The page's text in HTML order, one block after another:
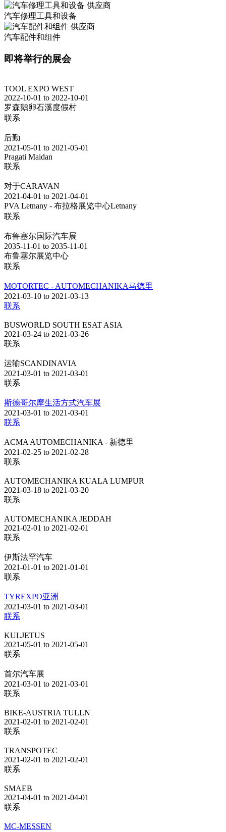
汽车修理工具和设备
汽车配件和组件
即将举行的展会
TOOL EXPO WEST
2022-10-01 to 2022-10-01
罗森鹅卵石溪度假村
联系
后勤
2021-05-01 to 2021-05-01
Pragati Maidan
联系
对于CARAVAN
2021-04-01 to 2021-04-01
PVA Letnany - 布拉格展览中心Letnany
联系
布鲁塞尔国际汽车展
2035-11-01 to 2035-11-01
布鲁塞尔展览中心
联系
MOTORTEC - AUTOMECHANIKA马德里
2021-03-10 to 2021-03-13
联系
BUSWORLD SOUTH ESAT ASIA
2021-03-24 to 2021-03-26
联系
运输SCANDINAVIA
2021-03-01 to 2021-03-01
联系
斯德哥尔摩生活方式汽车展
2021-03-01 to 2021-03-01
联系
ACMA AUTOMECHANIKA - 新德里
2021-02-25 to 2021-02-28
联系
AUTOMECHANIKA KUALA LUMPUR
2021-03-18 to 2021-03-20
联系
AUTOMECHANIKA JEDDAH
2021-02-01 to 2021-02-01
联系
伊斯法罕汽车
2021-01-01 to 2021-01-01
联系
TYREXPO亚洲
2021-03-01 to 2021-03-01
联系
KULJETUS
2021-05-01 to 2021-05-01
联系
首尔汽车展
2021-03-01 to 2021-03-01
联系
BIKE-AUSTRIA TULLN
2021-02-01 to 2021-02-01
联系
TRANSPOTEC
2021-02-01 to 2021-02-01
联系
SMAEB
2021-04-01 to 2021-04-01
联系
MC-MESSEN